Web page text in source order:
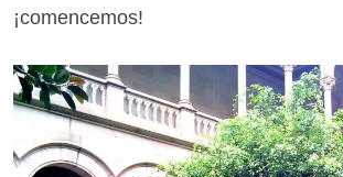
¡comencemos!